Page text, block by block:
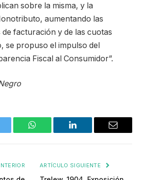
sobre la misma, y la
aumentando las
facturación y de las cuotas
se propuso el impulso del
Fiscal al Consumidor”.
WhatsApp LinkedIn Email
ARTÍCULO SIGUIENTE